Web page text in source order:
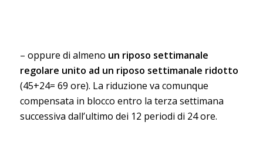
– oppure di almeno un riposo settimanale
regolare unito ad un riposo settimanale ridotto
(45+24= 69 ore). La riduzione va comunque
compensata in blocco entro la terza settimana
successiva dall’ultimo dei 12 periodi di 24 ore.